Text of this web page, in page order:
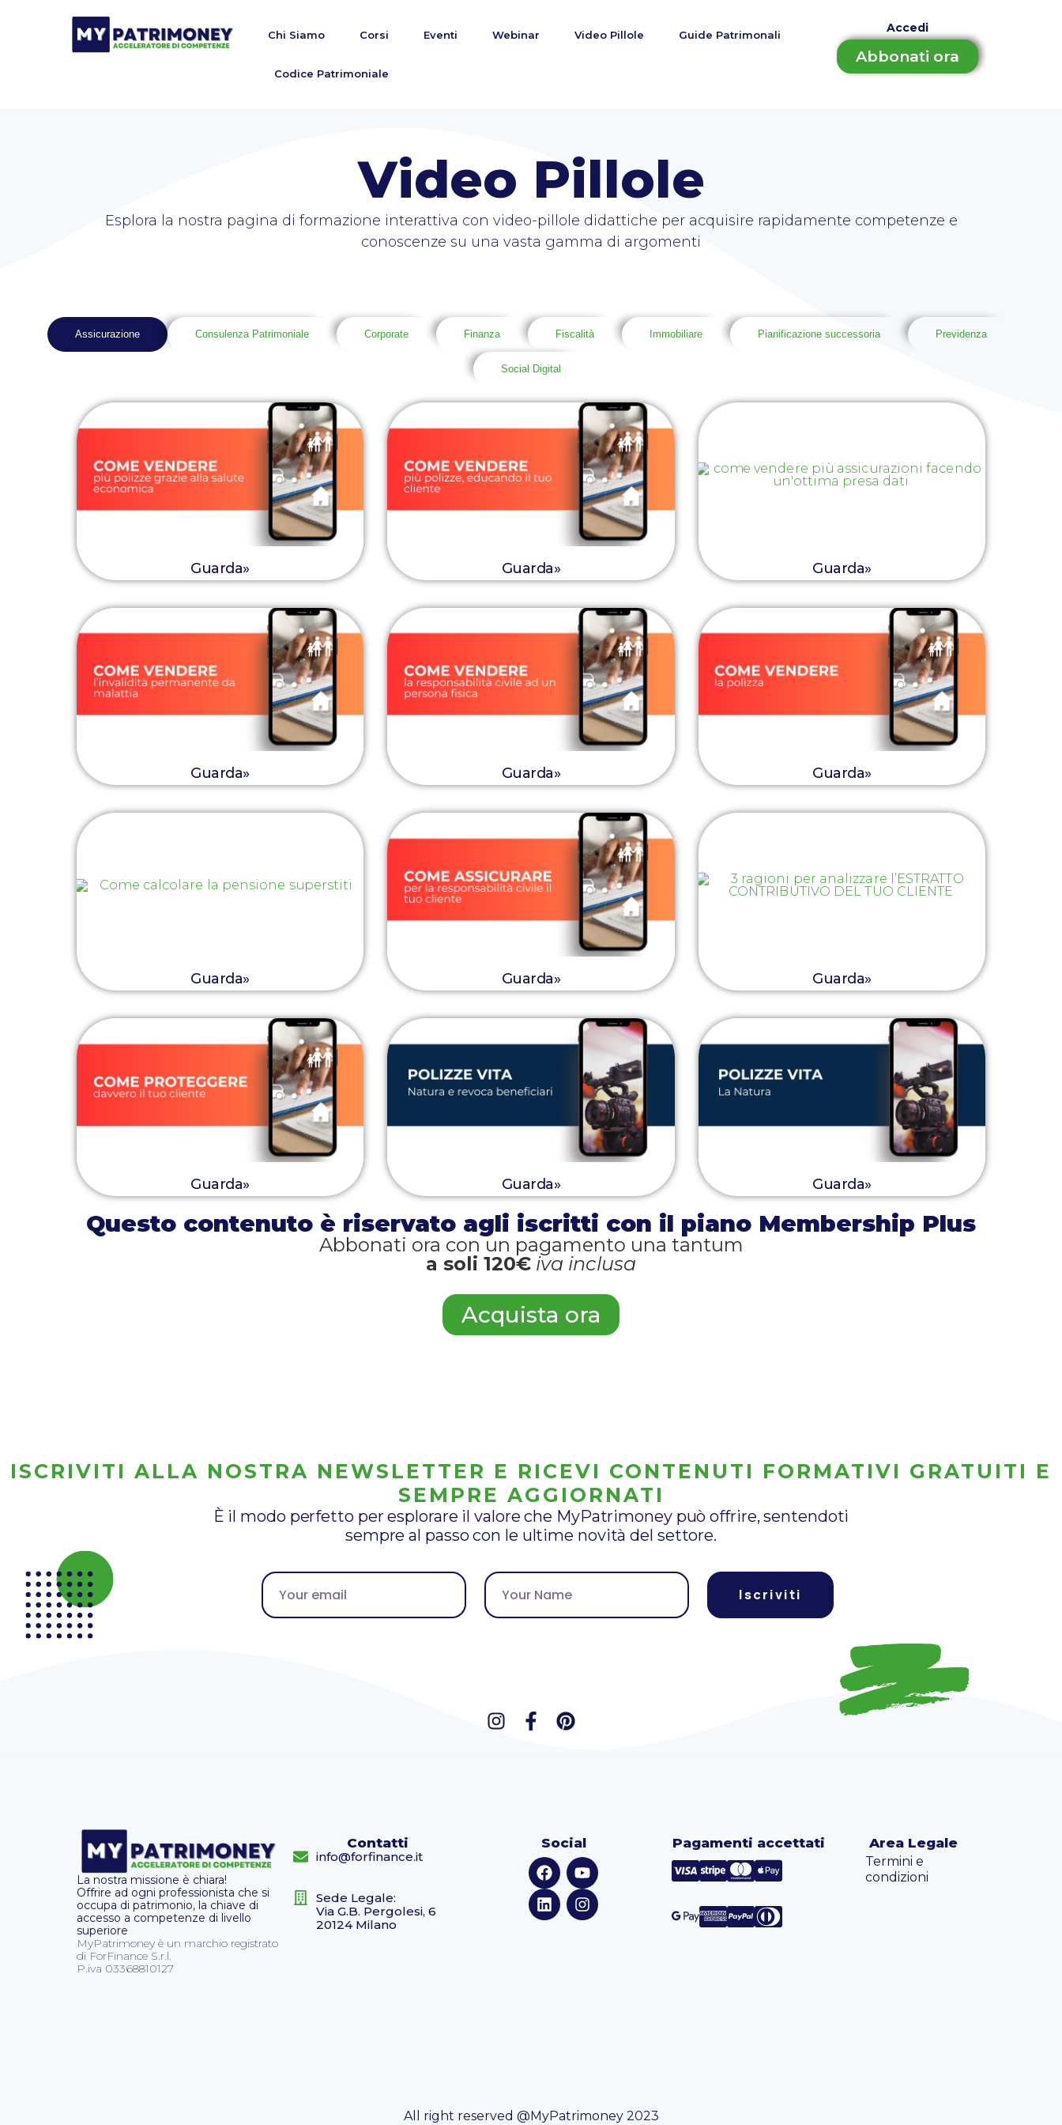
Chi Siamo Corsi Eventi Webinar Video Pillole Guide Patrimonali
Codice Patrimoniale
Accedi
Abbonati ora
Video Pillole
Esplora la nostra pagina di formazione interattiva con video-pillole didattiche per acquisire rapidamente competenze e
conoscenze su una vasta gamma di argomenti
Assicurazione Consulenza Patrimoniale Corporate Finanza Fiscalità Immobiliare Pianificazione successoria Previdenza
Social Digital
Guarda» Guarda» Guarda»
Guarda» Guarda» Guarda»
Guarda» Guarda» Guarda»
Guarda» Guarda» Guarda»
Questo contenuto è riservato agli iscritti con il piano Membership Plus
Abbonati ora con un pagamento una tantum
a soli 120€ iva inclusa
Acquista ora
ISCRIVITI ALLA NOSTRA NEWSLETTER E RICEVI CONTENUTI FORMATIVI GRATUITI E
SEMPRE AGGIORNATI
È il modo perfetto per esplorare il valore che MyPatrimoney può offrire, sentendoti
sempre al passo con le ultime novità del settore.
Iscriviti
La nostra missione è chiara!
Offrire ad ogni professionista che si
occupa di patrimonio, la chiave di
accesso a competenze di livello
superiore
MyPatrimoney è un marchio registrato
di ForFinance S.r.l.
P.iva 03368810127
Contatti
info@forfinance.it
Sede Legale:
Via G.B. Pergolesi, 6
20124 Milano
Social Pagamenti accettati Area Legale
Termini e
condizioni
All right reserved @MyPatrimoney 2023